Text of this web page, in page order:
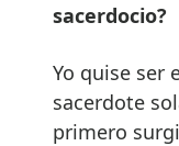
sacerdocio?
Yo quise ser
sacerdote
primero